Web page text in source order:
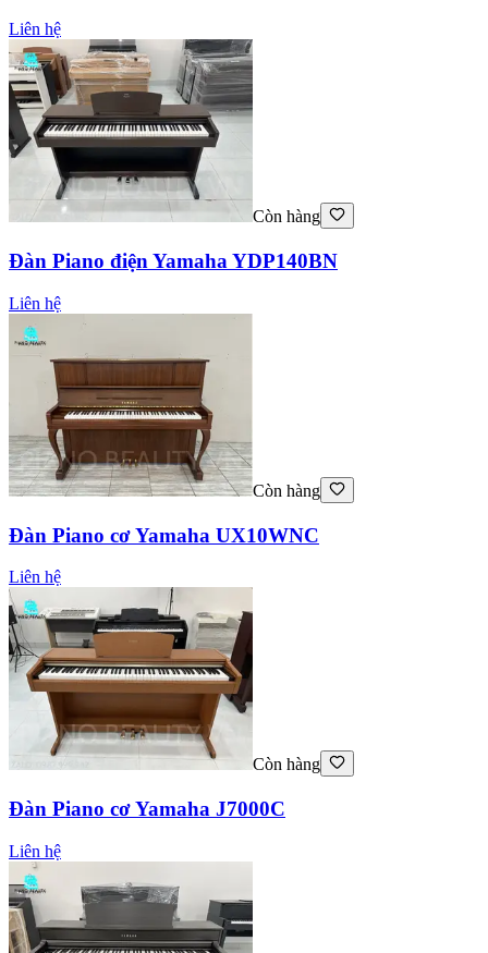
Liên hệ
Còn hàng
Đàn Piano điện Yamaha YDP140BN
Liên hệ
Còn hàng
Đàn Piano cơ Yamaha UX10WNC
Liên hệ
Còn hàng
Đàn Piano cơ Yamaha J7000C
Liên hệ